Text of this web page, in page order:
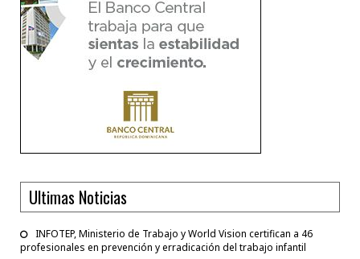
Ultimas Noticias
INFOTEP, Ministerio de Trabajo y World Vision certifican a 46
profesionales en prevención y erradicación del trabajo infantil